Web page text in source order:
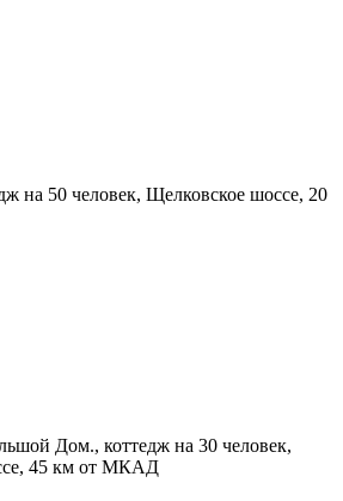
на 50 человек, Щелковское шоссе, 20
Дом., коттедж на 30 человек,
45 км от МКАД